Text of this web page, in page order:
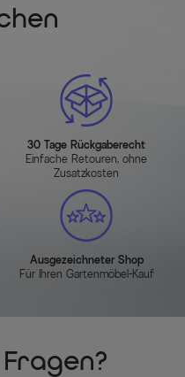
30 Tage Rückgaberecht
Einfache Retouren, ohne
Zusatzkosten
Ausgezeichneter Shop
Für Ihren Gartenmöbel-Kauf